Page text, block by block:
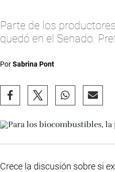
Parte de los
quedó en el Senado.
PorSabrina Pont
Crece la discusión sobre si